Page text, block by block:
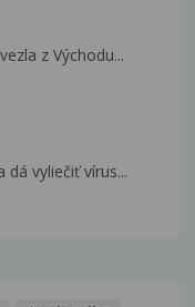
z Východu...
vyliečiť vírus...